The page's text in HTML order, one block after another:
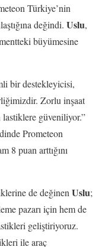
Türkiye’nin
değindi. Uslu,
büyümesine
bir destekleyicisi,
Zorlu inşaat
lastiklere güveniliyor.”
Prometeon
8 puan arttığını
de değinen Uslu;
pazarı için hem de
geliştiriyoruz.
ile araç